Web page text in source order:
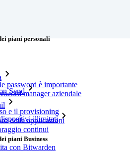
piani personali
Send
illimitati
piani Business
password è importante
manager aziendale
e il provisioning
delle applicazioni
continui
con Bitwarden